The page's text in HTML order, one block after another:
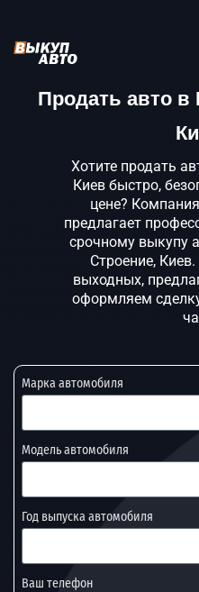
Продать авто в
Хотите продать
Киев быстро,
цене?
предлагает
срочному выкупу
Строение,
выходных,
оформляем
Марка автомобиля
Модель автомобиля
Год выпуска автомобиля
Ваш телефон